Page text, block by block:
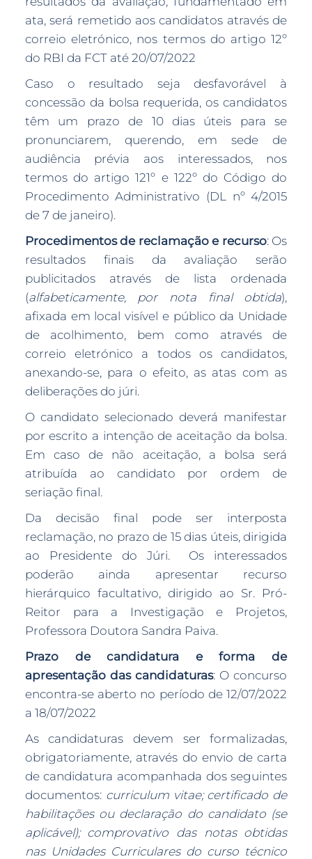
ata, será remetido aos candidatos através de
correio eletrónico, nos termos do artigo 12º
do RBI da FCT até 20/07/2022
Caso o resultado seja desfavorável à
concessão da bolsa requerida, os candidatos
têm um prazo de 10 dias úteis para se
pronunciarem, querendo, em sede de
audiência prévia aos interessados, nos
termos do artigo 121º e 122º do Código do
Procedimento Administrativo (DL nº 4/2015
de 7 de janeiro).
Procedimentos de reclamação e recurso: Os
resultados finais da avaliação serão
publicitados através de lista ordenada
(alfabeticamente, por nota final obtida),
afixada em local visível e público da Unidade
de acolhimento, bem como através de
correio eletrónico a todos os candidatos,
anexando-se, para o efeito, as atas com as
deliberações do júri.
O candidato selecionado deverá manifestar
por escrito a intenção de aceitação da bolsa.
Em caso de não aceitação, a bolsa será
atribuída ao candidato por ordem de
seriação final.
Da decisão final pode ser interposta
reclamação, no prazo de 15 dias úteis, dirigida
ao Presidente do Júri. Os interessados
poderão ainda apresentar recurso
hierárquico facultativo, dirigido ao Sr. Pró-
Reitor para a Investigação e Projetos,
Professora Doutora Sandra Paiva.
Prazo de candidatura e forma de
apresentação das candidaturas: O concurso
encontra-se aberto no período de 12/07/2022
a 18/07/2022
As candidaturas devem ser formalizadas,
obrigatoriamente, através do envio de carta
de candidatura acompanhada dos seguintes
documentos: curriculum vitae; certificado de
habilitações ou declaração do candidato (se
aplicável); comprovativo das notas obtidas
nas Unidades Curriculares do curso técnico